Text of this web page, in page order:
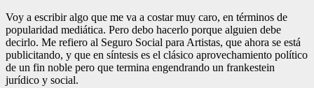
Voy a escribir algo que me va a costar muy caro, en términos de
popularidad mediática. Pero debo hacerlo porque alguien debe
decirlo. Me refiero al Seguro Social para Artistas, que ahora se está
publicitando, y que en síntesis es el clásico aprovechamiento político
de un fin noble pero que termina engendrando un frankestein
jurídico y social.